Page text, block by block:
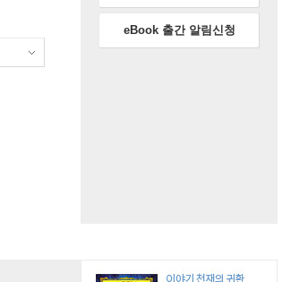
eBook 출간 알림신청